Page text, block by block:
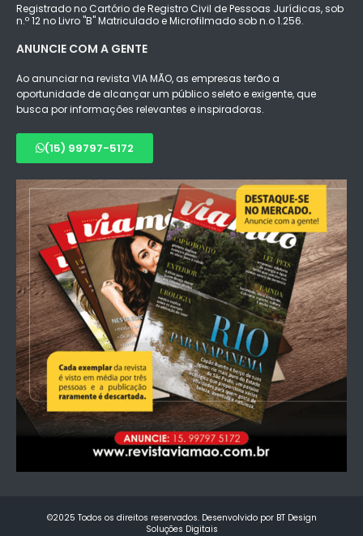
Registrado no Cartório de Registro Civil de Pessoas Jurídicas, sob
n.º 12 no Livro "B" Matriculado e Microfilmado sob n.o 1.256.
ANUNCIE COM A GENTE
Ao anunciar na revista VIA MÃO, as empresas terão a
oportunidade de alcançar um público seleto e exigente, que
busca por informações relevantes e inspiradoras.
(15) 99797-5172
©2025 Todos os direitos reservados. Desenvolvido por BT Design
Soluções Digitais